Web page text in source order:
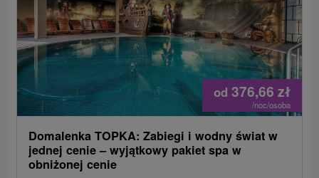
od 376,66 zł
/noc/osoba
Domalenka TOPKA: Zabiegi i wodny świat w
jednej cenie – wyjątkowy pakiet spa w
obniżonej cenie